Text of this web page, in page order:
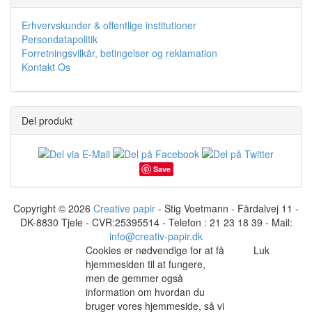
Erhvervskunder & offentlige institutioner
Persondatapolitik
Forretningsvilkår, betingelser og reklamation
Kontakt Os
Del produkt
Save
Copyright © 2026 Creative papir - Stig Voetmann - Fårdalvej 11 -
DK-8830 Tjele - CVR:25395514 - Telefon : 21 23 18 39 - Mail:
info@creativ-papir.dk
Cookies er nødvendige for at få
hjemmesiden til at fungere,
men de gemmer også
information om hvordan du
bruger vores hjemmeside, så vi
Luk